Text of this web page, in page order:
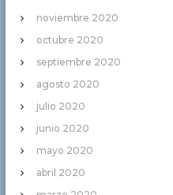
noviembre 2020
octubre 2020
septiembre 2020
agosto 2020
julio 2020
junio 2020
mayo 2020
abril 2020